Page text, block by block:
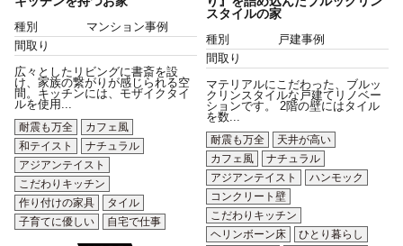
種別
マンション事例
間取り
広々としたリビングに書斎を設
け、家族の繋がりが感じられる空
間。キッチンには、モザイクタイ
ルを使用...
耐震も万全
カフェ風
和テイスト
ナチュラル
アジアンテイスト
こだわりキッチン
作り付けの家具
タイル
子育てに優しい
自宅で仕事
スタイルの家
種別
戸建事例
間取り
マテリアルにこだわった、ブルッ
クリンスタイルな戸建てリノベー
ションです。 2階の壁にはタイル
を数...
耐震も万全
天井が高い
カフェ風
ナチュラル
アジアンテイスト
ハンモック
コンクリート壁
こだわりキッチン
ヘリンボーン床
ひとり暮らし